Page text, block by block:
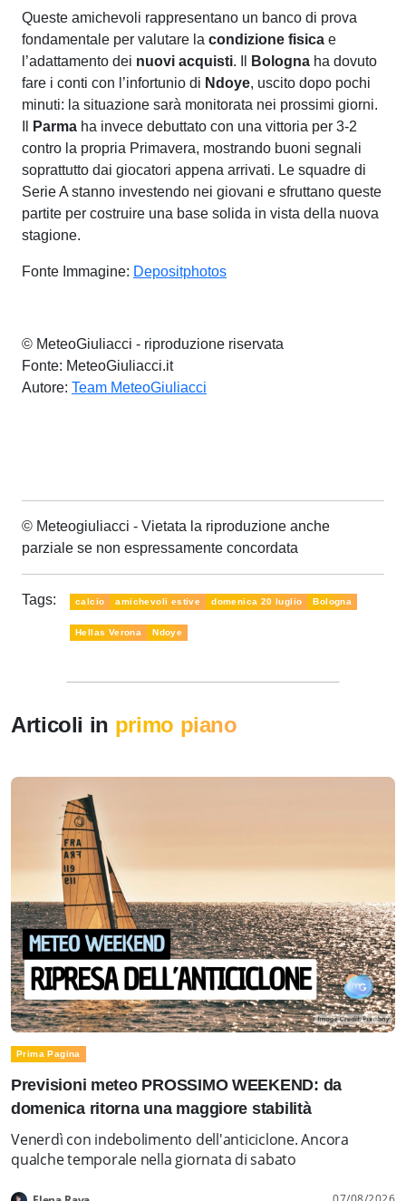
Queste amichevoli rappresentano un banco di prova
fondamentale per valutare la condizione fisica e
l’adattamento dei nuovi acquisti. Il Bologna ha dovuto
fare i conti con l’infortunio di Ndoye, uscito dopo pochi
minuti: la situazione sarà monitorata nei prossimi giorni.
Parma ha invece debuttato con una vittoria per 3-2
contro la propria Primavera, mostrando buoni segnali
soprattutto dai giocatori appena arrivati. Le squadre di
Serie A stanno investendo nei giovani e sfruttano queste
partite per costruire una base solida in vista della nuova
stagione.
Fonte Immagine: Depositphotos
© MeteoGiuliacci - riproduzione riservata
Fonte: MeteoGiuliacci.it
Autore: Team MeteoGiuliacci
© Meteogiuliacci - Vietata la riproduzione anche
parziale se non espressamente concordata
Tags: calcio amichevoli estive domenica 20 luglio Bologna
Hellas Verona Ndoye
Articoli in primo piano
Prima Pagina
Previsioni meteo PROSSIMO WEEKEND: da
domenica ritorna una maggiore stabilità
Venerdì con indebolimento dell'anticiclone. Ancora
qualche temporale nella giornata di sabato